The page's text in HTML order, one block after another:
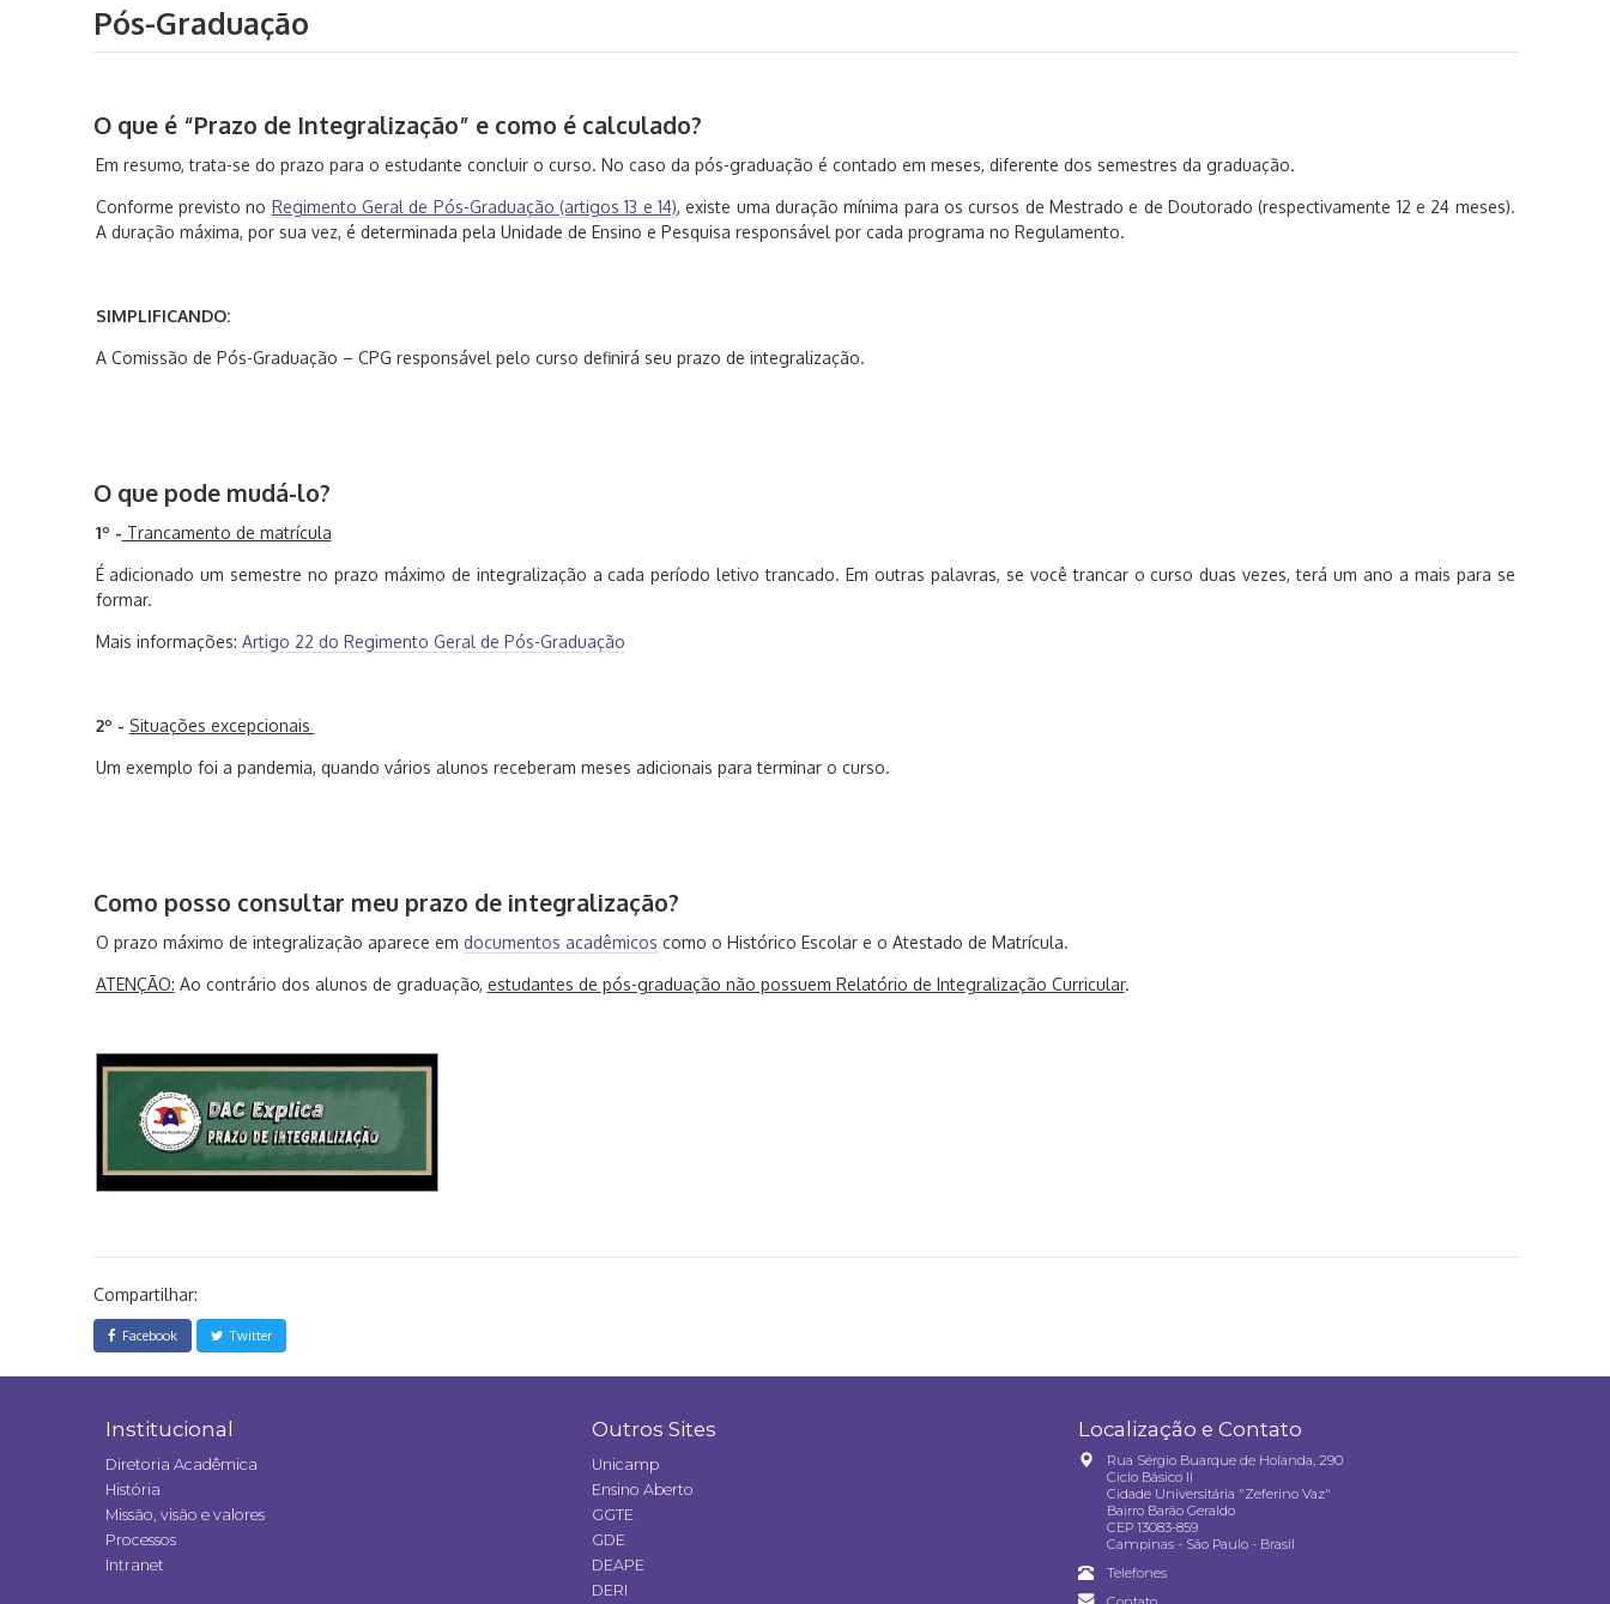
Pós-Graduação
O que é “Prazo de Integralização” e como é calculado?
Em resumo, trata-se do prazo para o estudante concluir o curso. No caso da pós-graduação é contado em meses, diferente dos semestres da graduação.
Conforme previsto no Regimento Geral de Pós-Graduação (artigos 13 e 14), existe uma duração mínima para os cursos de Mestrado e de Doutorado (respectivamente 12 e 24 meses).
A duração máxima, por sua vez, é determinada pela Unidade de Ensino e Pesquisa responsável por cada programa no Regulamento.
SIMPLIFICANDO:
A Comissão de Pós-Graduação – CPG responsável pelo curso definirá seu prazo de integralização.
O que pode mudá-lo?
1º - Trancamento de matrícula
É adicionado um semestre no prazo máximo de integralização a cada período letivo trancado. Em outras palavras, se você trancar o curso duas vezes, terá um ano a mais para se
formar.
Mais informações: Artigo 22 do Regimento Geral de Pós-Graduação
2º - Situações excepcionais
Um exemplo foi a pandemia, quando vários alunos receberam meses adicionais para terminar o curso.
Como posso consultar meu prazo de integralização?
O prazo máximo de integralização aparece em documentos acadêmicos como o Histórico Escolar e o Atestado de Matrícula.
ATENÇÃO: Ao contrário dos alunos de graduação, estudantes de pós-graduação não possuem Relatório de Integralização Curricular.
Compartilhar:
Facebook Twitter
Institucional
Diretoria Acadêmica
História
Missão, visão e valores
Processos
Intranet
Outros Sites
Unicamp
Ensino Aberto
GGTE
GDE
DEAPE
DERI
Localização e Contato
Rua Sérgio Buarque de Holanda, 290
Ciclo Básico II
Cidade Universitária "Zeferino Vaz"
Bairro Barão Geraldo
CEP 13083-859
Campinas - São Paulo - Brasil
Telefones